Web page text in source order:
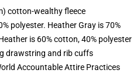
cotton-wealthy fleece
polyester. Heather Gray is 70%
is 60% cotton, 40% polyester
drawstring and rib cuffs
Accountable Attire Practices